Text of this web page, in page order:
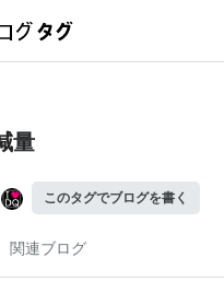
量
このタグでブログを書く
関連ブログ